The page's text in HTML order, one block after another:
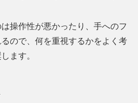
操作性が悪かったり、手へのフ
ので、何を重視するかをよく考
ます。